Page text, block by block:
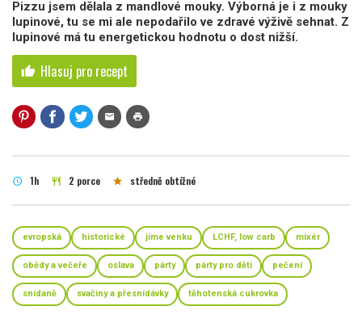
Pizzu jsem dělala z mandlové mouky. Výborná je i z mouky
lupinové, tu se mi ale nepodařilo ve zdravé výživě sehnat. Z
lupinové má tu energetickou hodnotu o dost nižší.
thumb_up Hlasuj pro recept
mail print
schedule 1h restaurant 2 porce star středně obtížné
evropská historické jíme venku LCHF, low carb mixér
obědy a večeře oslava párty párty pro děti pečení
snídaně svačiny a přesnídávky těhotenská cukrovka